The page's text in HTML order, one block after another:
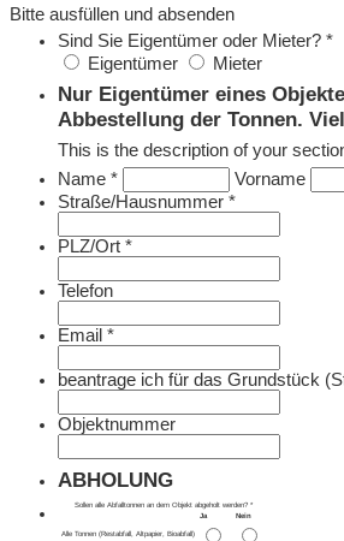
Bitte ausfüllen und absenden
Sind Sie Eigentümer oder Mieter? *
Eigentümer
Mieter
Nur Eigentümer eines
Abbestellung der Tonnen.
This is the description of your
Name * Vorname
Straße/Hausnummer *
PLZ/Ort *
Telefon
Email *
beantrage ich für das Grundstück
Objektnummer
ABHOLUNG
Sollen alle Abfalltonnen an dem Objekt abgeholt werden? *
Ja
Nein
Alle Tonnen (Restabfall, Altpapier, Bioabfall)